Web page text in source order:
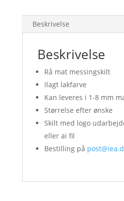
Beskrivelse
Beskrivelse
Rå mat messingskilt
Ilagt lakfarve
Kan leveres i 1-8 mm
Størrelse efter ønske
Skilt med logo
eller ai fil
Bestilling på